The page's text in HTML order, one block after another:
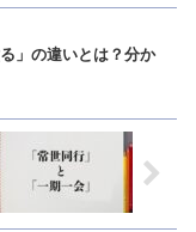
」の違いとは？分か